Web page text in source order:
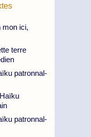
mon ici,
terre
patronnal-
Haïku
patronnal-